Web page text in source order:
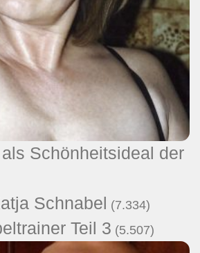
Schönheitsideal der
Schnabel (7.334)
Teil 3 (5.507)